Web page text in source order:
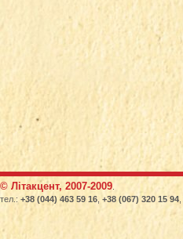
© Літакцент, 2007-2009
тел.: +38 (044) 463 59 16 +38 (067) 320 15 94